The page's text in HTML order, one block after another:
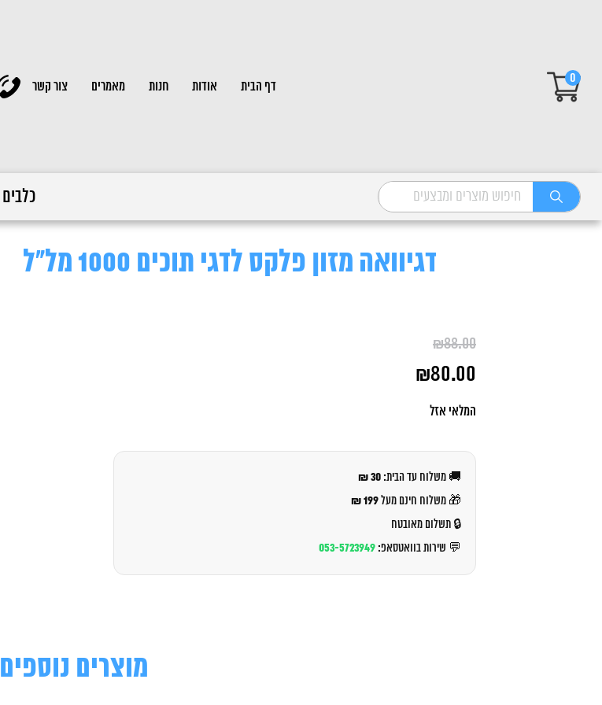
0
דף הבית אודות חנות מאמרים צור קשר
כלבים
דגיוואה מזון פלקס לדגי תוכים 1000 מל"ל
₪88.00
המקורי
₪88.00.
₪80.00
הנוכחי
המלאי אזל
🚚 משלוח עד הבית: 30 ₪
🎁 משלוח חינם מעל199 ₪
🔒 תשלום מאובטח
💬 שירות בוואטסאפ: 053-5723949
מוצרים נוספים